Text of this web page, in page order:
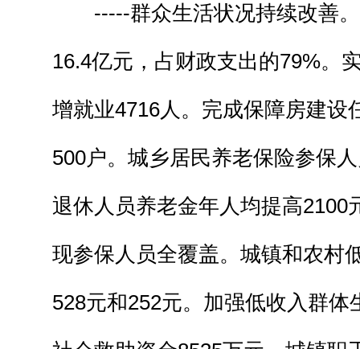
-----群众生活状况持续改善。
16.4亿元，占财政支出的79%。
增就业4716人。完成保障房建设
500户。城乡居民养老保险参保
退休人员养老金年人均提高2100
现参保人员全覆盖。城镇和农村
528元和252元。加强低收入群体